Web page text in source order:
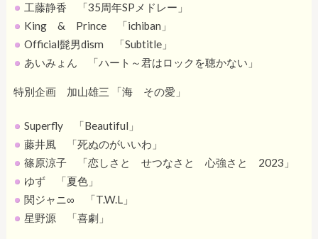
工藤静香 「35周年SPメドレー」
King & Prince 「ichiban」
Official髭男dism 「Subtitle」
あいみょん 「ハート～君はロックを聴かない」
特別企画 加山雄三 「海 その愛」
Superfly 「Beautiful」
藤井風 「死ぬのがいいわ」
篠原涼子 「恋しさと せつなさと 心強さと 2023」
ゆず 「夏色」
関ジャニ∞ 「T.W.L」
星野源 「喜劇」